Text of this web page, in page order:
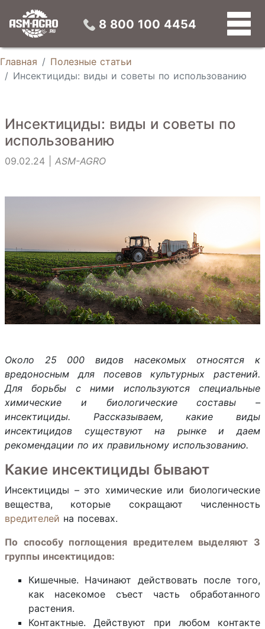
8 800 100 4454
Главная
Полезные статьи
Инсектициды: виды и советы по использованию
Инсектициды: виды и советы по
использованию
09.02.24 | ASM-AGRO
Около 25 000 видов насекомых относятся к
вредоносным для посевов культурных растений.
Для борьбы с ними используются специальные
химические и биологические составы –
инсектициды. Рассказываем, какие виды
инсектицидов существуют на рынке и даем
рекомендации по их правильному использованию.
Какие инсектициды бывают
Инсектициды – это химические или биологические
вещества, которые сокращают численность
вредителей на посевах.
По способу поглощения вредителем выделяют 3
группы инсектицидов:
Кишечные. Начинают действовать после того,
как насекомое съест часть обработанного
растения.
Контактные. Действуют при любом контакте